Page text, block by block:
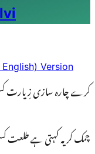
Version
کرے چارہ سازی زِیارت
چمک کر یہ کہتی ہے طلعت